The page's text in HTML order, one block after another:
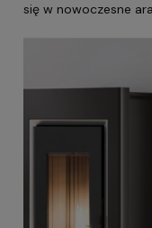
się w nowoczesne